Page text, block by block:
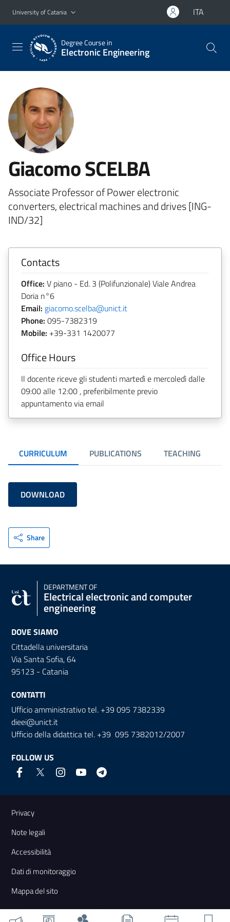
Go to main content
Go to navigation menu
University of Catania ITA
Degree Course in
Electronic Engineering
Giacomo SCELBA
Associate Professor of Power electronic
converters, electrical machines and drives [ING-
IND/32]
Contacts
Office: V piano - Ed. 3 (Polifunzionale) Viale Andrea
Doria n°6
Email: giacomo.scelba@unict.it
Phone: 095-7382319
Mobile: +39-331 1420077
Office Hours
Il docente riceve gli studenti martedì e mercoledì dalle
09:00 alle 12:00 , preferibilmente previo
appuntamento via email
CURRICULUM PUBLICATIONS TEACHING
DOWNLOAD
Share
DEPARTMENT OF
Electrical electronic and computer
engineering
DOVE SIAMO
Cittadella universitaria
Via Santa Sofia, 64
95123 - Catania
CONTATTI
Ufficio amministrativo tel. +39 095 7382339
dieei@unict.it
Ufficio della didattica tel. +39 095 7382012/2007
FOLLOW US
Useful links and information
Privacy
Note legali
Accessibilità
Dati di monitoraggio
Mappa del sito